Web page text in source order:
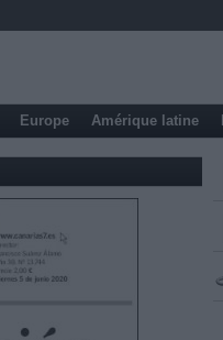
Europe Amérique latine